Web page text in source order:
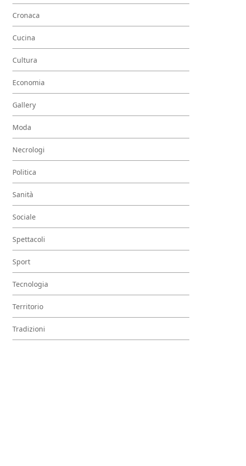
Cronaca
Cucina
Cultura
Economia
Gallery
Moda
Necrologi
Politica
Sanità
Sociale
Spettacoli
Sport
Tecnologia
Territorio
Tradizioni